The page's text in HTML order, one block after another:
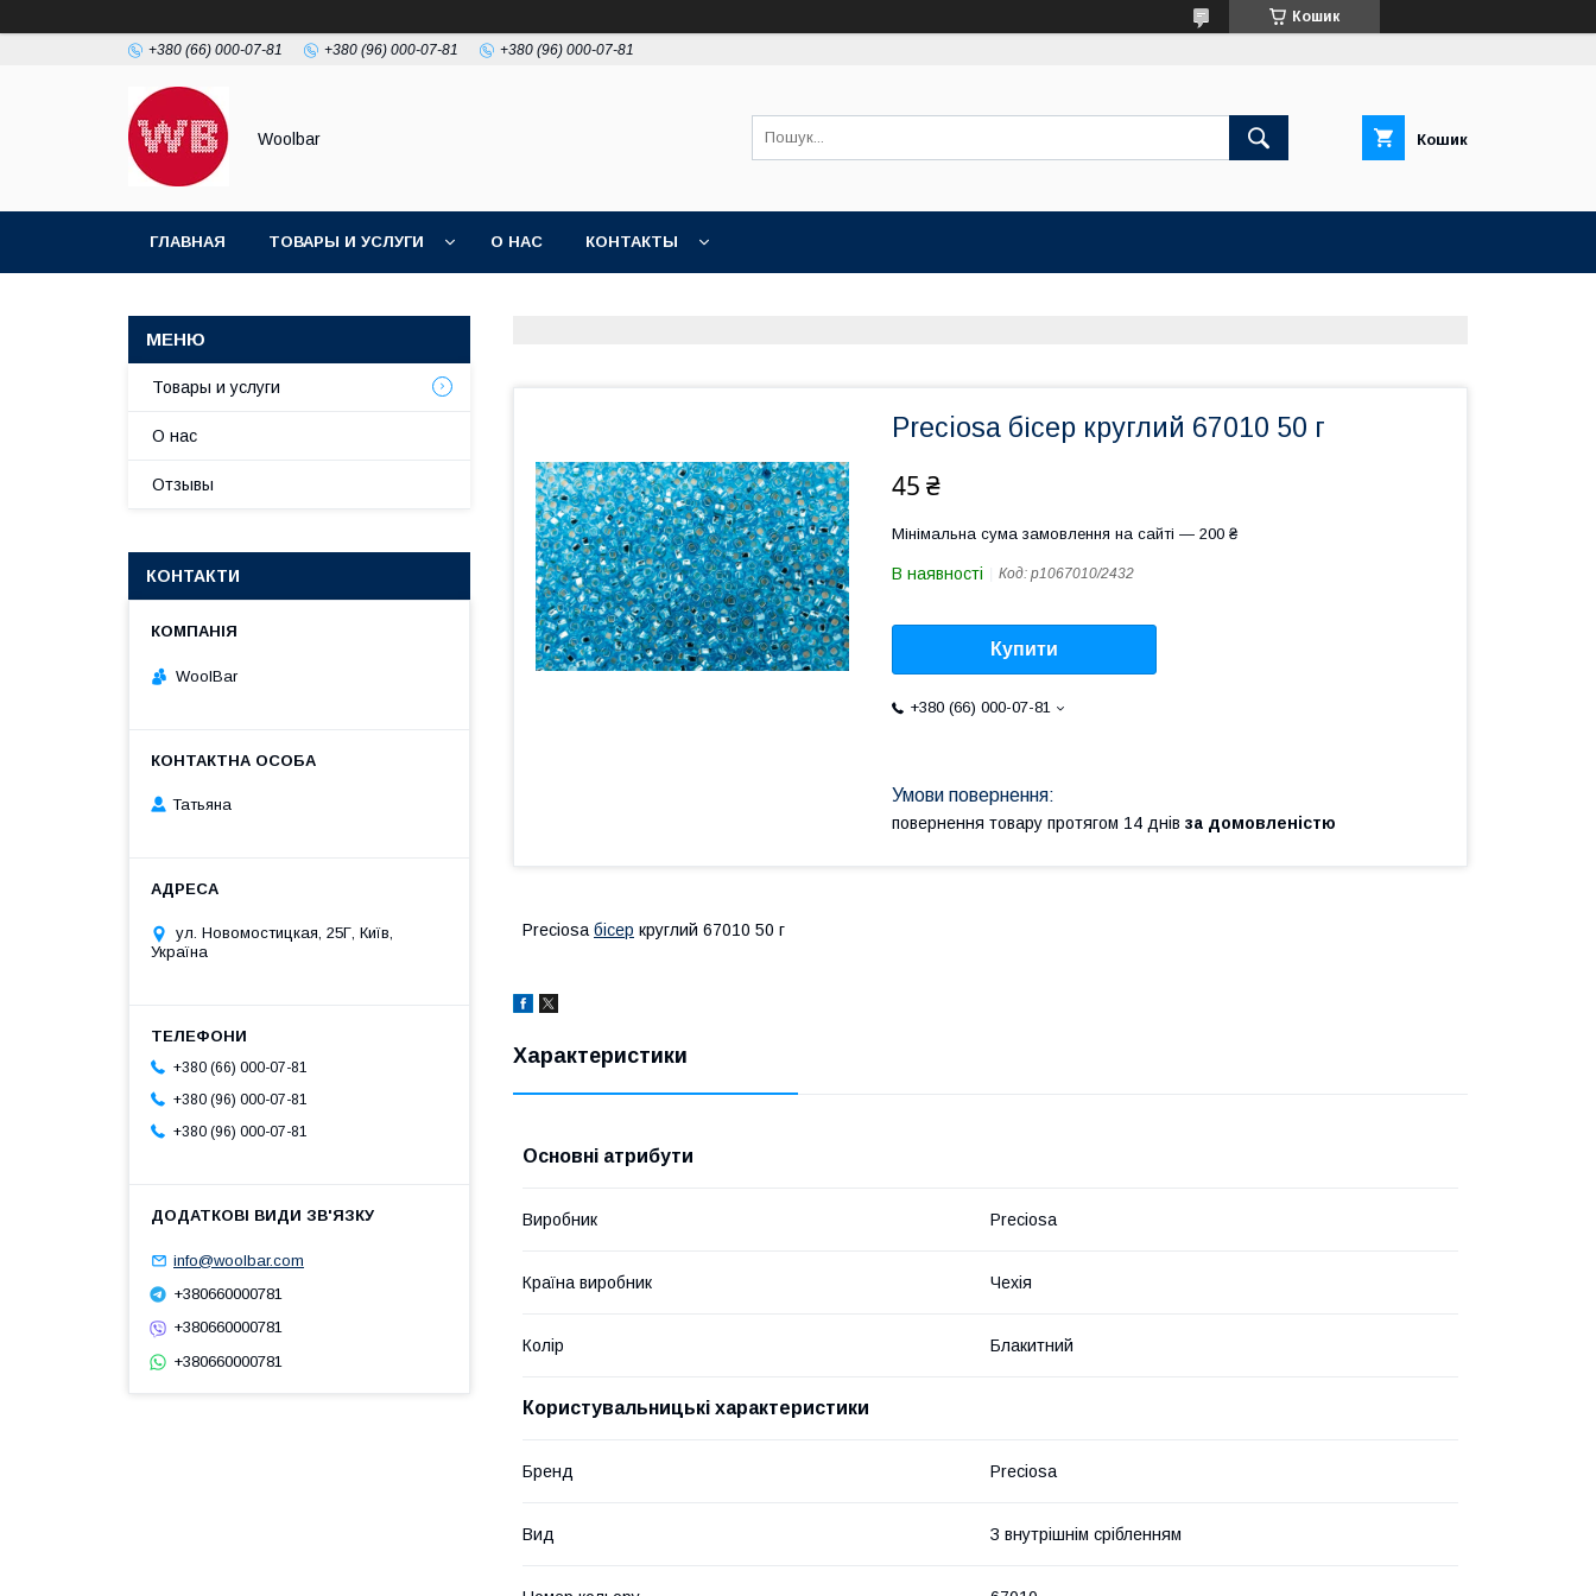
Кошик
+380 (66) 000-07-81 +380 (96) 000-07-81 +380 (96) 000-07-81
Woolbar Кошик
ГЛАВНАЯ ТОВАРЫ И УСЛУГИ О НАС КОНТАКТЫ
Preciosa бісер круглий 67010 50 г
45 ₴
Мінімальна сума замовлення на сайті — 200 ₴
В наявності Код: p1067010/2432
Купити
+380 (66) 000-07-81
повернення товару протягом 14 днів за домовленістю
Preciosa бісер круглий 67010 50 г
Характеристики
Основні атрибути
Виробник Preciosa
Країна виробник Чехія
Колір Блакитний
Користувальницькі характеристики
Бренд Preciosa
Вид З внутрішнім срібленням
Товары и услуги
О нас
Отзывы
КОНТАКТИ
WoolBar
Татьяна
ул. Новомостицкая, 25Г, Київ,
Україна
+380 (66) 000-07-81
+380 (96) 000-07-81
+380 (96) 000-07-81
info@woolbar.com
+380660000781
+380660000781
+380660000781